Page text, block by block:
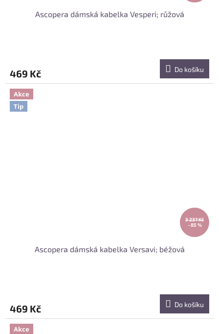
Ascopera dámská kabelka Vesperi; růžová
469 Kč Do košíku
Akce
Tip
3 237 Kč
–85 %
Ascopera dámská kabelka Versavi; béžová
469 Kč Do košíku
Akce